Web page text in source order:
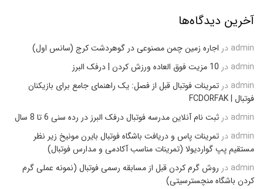
آخرین دیدگاه‌ها
admin در اجاره زمین چمن مصنوعی در گوهردشت کرج (سانس اول)
admin در 10 مزیت فوق العاده ورزش کردن | درفک البرز
admin در تمرینات فوتبال قبل از فصل: یک راهنمای جامع برای بازیکنان
فوتبال | FCDORFAK
admin در ثبت نام آنلاین مدرسه فوتبال درفک البرز در رده سنی 6 تا 8 سال
admin در تمرینات پاس و دریافت باشگاه فوتبال بایرن مونیخ زیر نظر
مستقیم پپ گواردیولا (تمرینات مناسب آکادمی و مدارس فوتبال)
admin در روش گرم کردن قبل از مسابقه رسمی فوتبال (نمونه عملی گرم
کردن باشگاه منچسترسیتی)